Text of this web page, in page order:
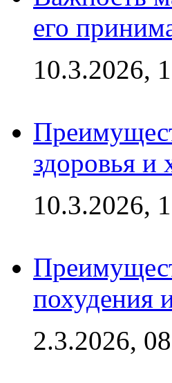
его
10.3.2026,
здоровья и
10.3.2026,
похудения
2.3.2026,